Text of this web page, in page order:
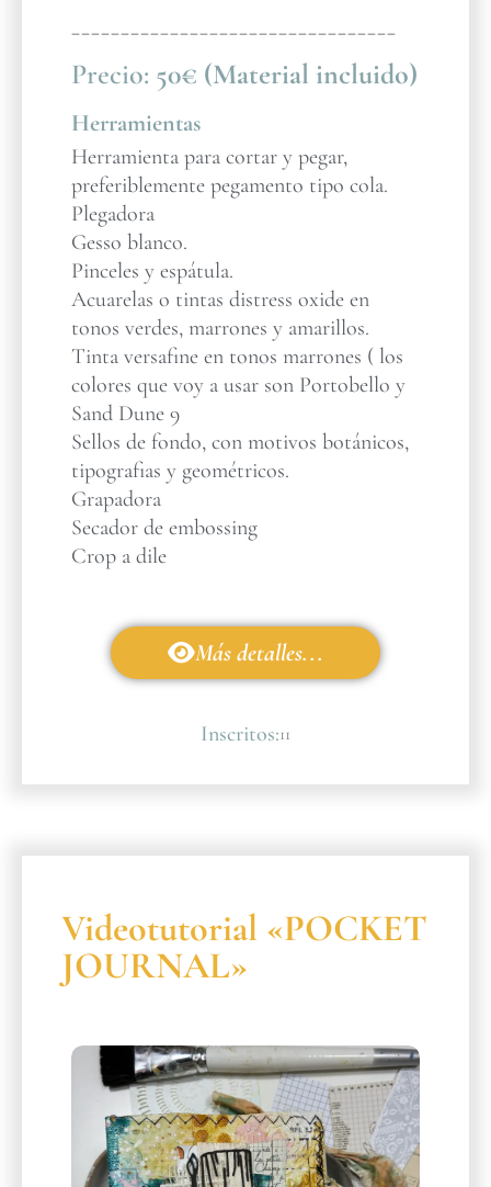
_________________________________
Precio: 50€ (Material incluido)
Herramientas
Herramienta para cortar y pegar,
preferiblemente pegamento tipo cola.
Plegadora
Gesso blanco.
Pinceles y espátula.
Acuarelas o tintas distress oxide en
tonos verdes, marrones y amarillos.
Tinta versafine en tonos marrones ( los
colores que voy a usar son Portobello y
Sand Dune 9
Sellos de fondo, con motivos botánicos,
tipografias y geométricos.
Grapadora
Secador de embossing
Crop a dile
Más detalles...
Inscritos:11
Videotutorial «POCKET
JOURNAL»